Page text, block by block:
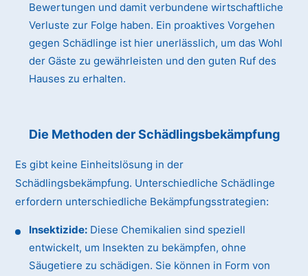
Bewertungen und damit verbundene wirtschaftliche
Verluste zur Folge haben. Ein proaktives Vorgehen
gegen Schädlinge ist hier unerlässlich, um das Wohl
der Gäste zu gewährleisten und den guten Ruf des
Hauses zu erhalten.
Die Methoden der Schädlingsbekämpfung
Es gibt keine Einheitslösung in der
Schädlingsbekämpfung. Unterschiedliche Schädlinge
erfordern unterschiedliche Bekämpfungsstrategien:
Insektizide: Diese Chemikalien sind speziell
entwickelt, um Insekten zu bekämpfen, ohne
Säugetiere zu schädigen. Sie können in Form von